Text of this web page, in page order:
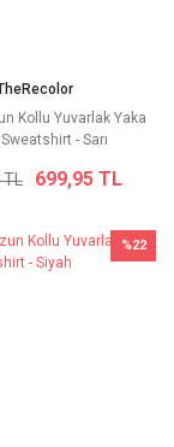
Kollu Yuvarlak Yaka
- Sarı
TL 699,95 TL
%22